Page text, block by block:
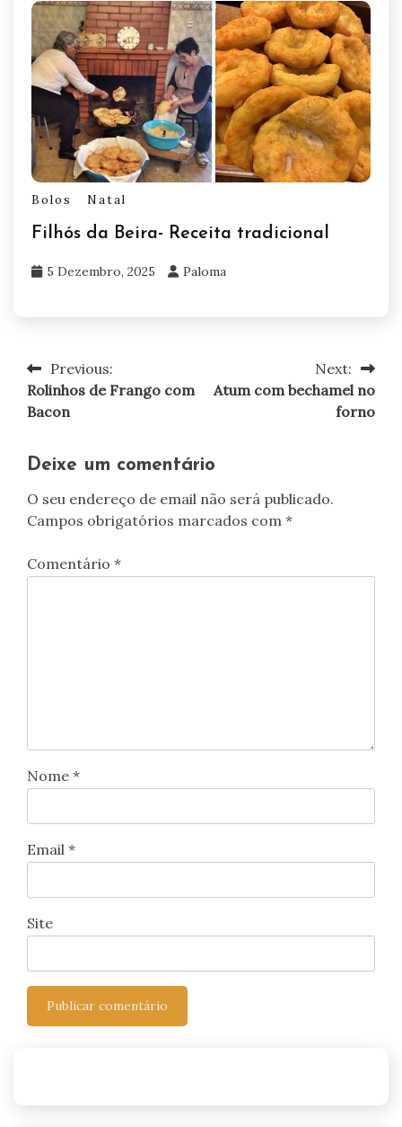
Bolos Natal
Filhós da Beira- Receita tradicional
5 Dezembro, 2025 Paloma
Navegação
de
Previous:
Rolinhos de Frango com
Bacon
Next:
Atum com bechamel no
forno
Deixe um comentário
O seu endereço de email não será publicado.
Campos obrigatórios marcados com *
Comentário *
Nome *
Email *
Site